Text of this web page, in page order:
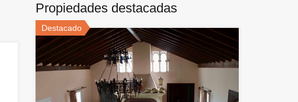
Propiedades destacadas
Destacado